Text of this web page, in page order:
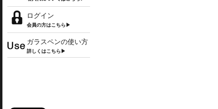
ログイン
会員の方はこちら▶
ガラスペンの使い方
詳しくはこちら▶